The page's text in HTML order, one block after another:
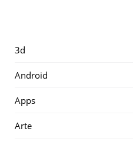
3d
Android
Apps
Arte